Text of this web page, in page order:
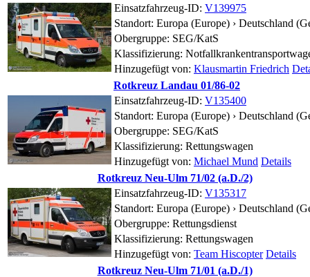
Einsatzfahrzeug-ID: V139975
Standort: Europa (Europe) › Deutschland
Obergruppe: SEG/KatS
Klassifizierung:
Hinzugefügt von: Klausmartin Friedrich
Rotkreuz Landau 01/86-02
Einsatzfahrzeug-ID: V135400
Standort: Europa (Europe) › Deutschland
Obergruppe: SEG/KatS
Klassifizierung: Rettungswagen
Hinzugefügt von: Michael Mund Details
Rotkreuz Neu-Ulm 71/02 (a.D./2)
Einsatzfahrzeug-ID: V135317
Standort: Europa (Europe) › Deutschland
Obergruppe: Rettungsdienst
Klassifizierung: Rettungswagen
Hinzugefügt von: Team Hiscopter Details
Rotkreuz Neu-Ulm 71/01 (a.D./1)